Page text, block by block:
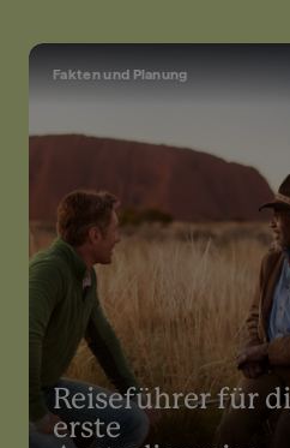
Fakten und Planung
Reiseführer für
erste